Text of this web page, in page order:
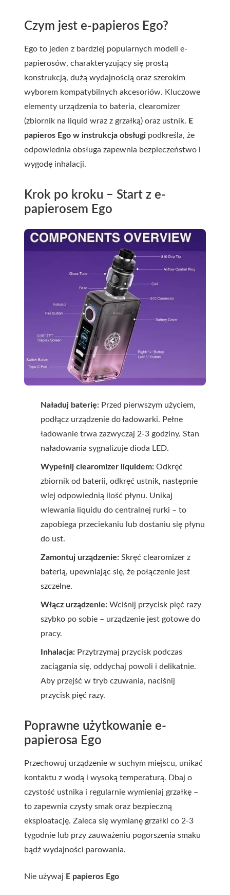
Czym jest e-papieros Ego?
Ego to jeden z bardziej popularnych modeli e-
papierosów, charakteryzujący się prostą
konstrukcją, dużą wydajnością oraz szerokim
wyborem kompatybilnych akcesoriów. Kluczowe
elementy urządzenia to bateria, clearomizer
(zbiornik na liquid wraz z grzałką) oraz ustnik. E
papieros Ego w instrukcja obsługi podkreśla, że
odpowiednia obsługa zapewnia bezpieczeństwo i
wygodę inhalacji.
Krok po kroku – Start z e-
papierosem Ego
Naładuj baterię: Przed pierwszym użyciem,
podłącz urządzenie do ładowarki. Pełne
ładowanie trwa zazwyczaj 2-3 godziny. Stan
naładowania sygnalizuje dioda LED.
Wypełnij clearomizer liquidem: Odkręć
zbiornik od baterii, odkręć ustnik, następnie
wlej odpowiednią ilość płynu. Unikaj
wlewania liquidu do centralnej rurki – to
zapobiega przeciekaniu lub dostaniu się płynu
do ust.
Zamontuj urządzenie: Skręć clearomizer z
baterią, upewniając się, że połączenie jest
szczelne.
Włącz urządzenie: Wciśnij przycisk pięć razy
szybko po sobie – urządzenie jest gotowe do
pracy.
Inhalacja: Przytrzymaj przycisk podczas
zaciągania się, oddychaj powoli i delikatnie.
Aby przejść w tryb czuwania, naciśnij
przycisk pięć razy.
Poprawne użytkowanie e-
papierosa Ego
Przechowuj urządzenie w suchym miejscu, unikać
kontaktu z wodą i wysoką temperaturą. Dbaj o
czystość ustnika i regularnie wymieniaj grzałkę –
to zapewnia czysty smak oraz bezpieczną
eksploatację. Zaleca się wymianę grzałki co 2-3
tygodnie lub przy zauważeniu pogorszenia smaku
bądź wydajności parowania.
Nie używaj E papieros Ego